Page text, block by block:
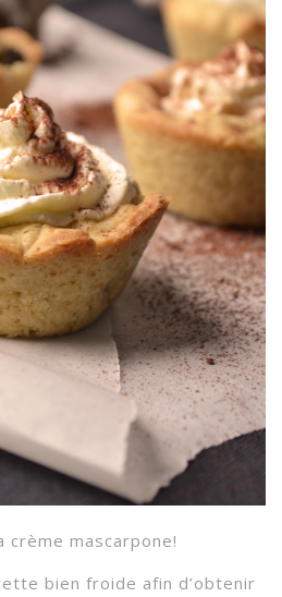
crème mascarpone!
bien froide afin d’obtenir